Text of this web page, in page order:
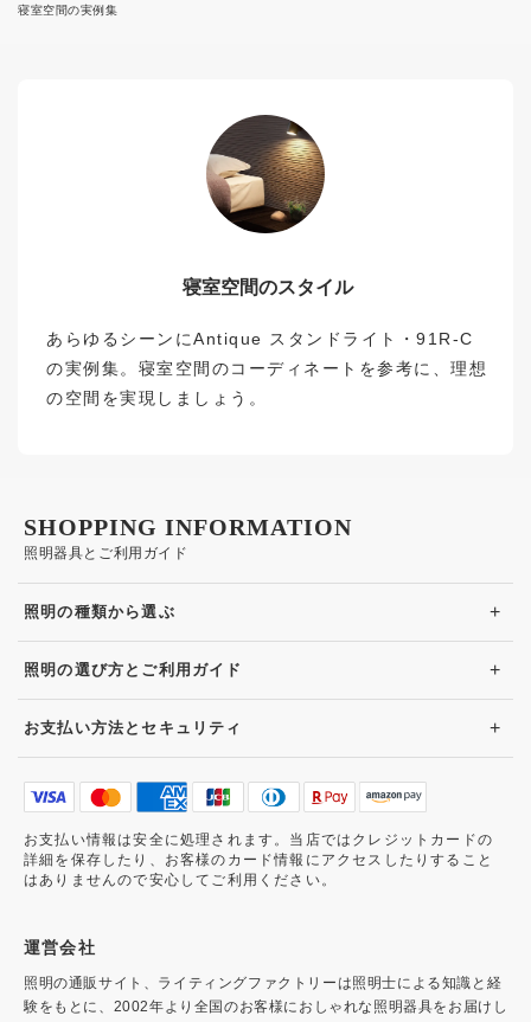
寝室空間の実例集
寝室空間のスタイル
あらゆるシーンにAntique スタンドライト・91R-C
の実例集。寝室空間のコーディネートを参考に、理想
の空間を実現しましょう。
照明器具とご利用ガイド
SHOPPING INFORMATION
照明の種類から選ぶ +
照明の選び方とご利用ガイド +
お支払い方法とセキュリティ +
お支払い情報は安全に処理されます。当店ではクレジットカードの
詳細を保存したり、お客様のカード情報にアクセスしたりすること
はありませんので安心してご利用ください。
運営会社
照明の通販サイト、ライティングファクトリーは照明士による知識と経
験をもとに、2002年より全国のお客様におしゃれな照明器具をお届けし